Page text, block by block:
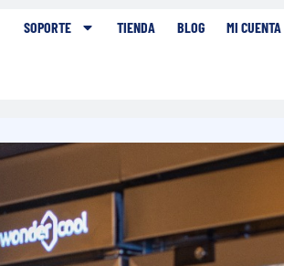
SOPORTE TIENDA BLOG
MI CUENTA